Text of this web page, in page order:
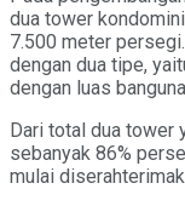
dua tower
7.500 meter
dengan dua tipe,
dengan luas
Dari total dua tower
sebanyak 86%
mulai